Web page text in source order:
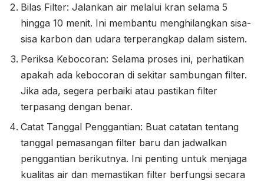
Bilas Filter: Jalankan air melalui kran selama 5
hingga 10 menit. Ini membantu menghilangkan sisa-
sisa karbon dan udara terperangkap dalam sistem.
Periksa Kebocoran: Selama proses ini, perhatikan
apakah ada kebocoran di sekitar sambungan filter.
Jika ada, segera perbaiki atau pastikan filter
terpasang dengan benar.
Catat Tanggal Penggantian: Buat catatan tentang
tanggal pemasangan filter baru dan jadwalkan
penggantian berikutnya. Ini penting untuk menjaga
kualitas air dan memastikan filter berfungsi secara